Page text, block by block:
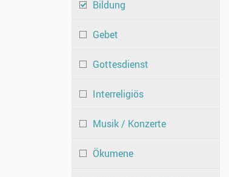
Bildung
Gebet
Gottesdienst
Interreligiös
Musik / Konzerte
Ökumene